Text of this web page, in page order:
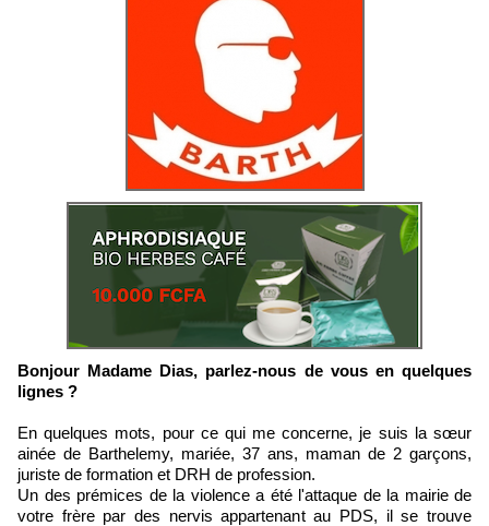
Bonjour Madame Dias, parlez-nous de vous en quelques
lignes ?
En quelques mots, pour ce qui me concerne, je suis la sœur
ainée de Barthelemy, mariée, 37 ans, maman de 2 garçons,
juriste de formation et DRH de profession.
Un des prémices de la violence a été l'attaque de la mairie de
votre frère par des nervis appartenant au PDS, il se trouve